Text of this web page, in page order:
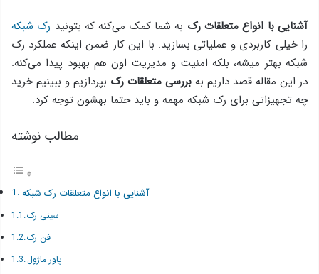
آشنایی با انواع متعلقات رک به شما کمک می‌کنه که بتونید رک شبکه‌
را خیلی کاربردی و عملیاتی بسازید. با این کار ضمن اینکه عملکرد رک
شبکه بهتر میشه، بلکه امنیت و مدیریت اون هم بهبود پیدا می‌کنه.
در این مقاله قصد داریم به بررسی متعلقات رک بپردازیم و ببینیم خرید
چه تجهیزاتی برای رک شبکه مهمه و باید حتما بهشون توجه کرد.
مطالب نوشته
آشنایی با انواع متعلقات رک شبکه
سینی رک
فن رک
پاور ماژول